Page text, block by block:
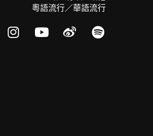
粵語流行／華語流行